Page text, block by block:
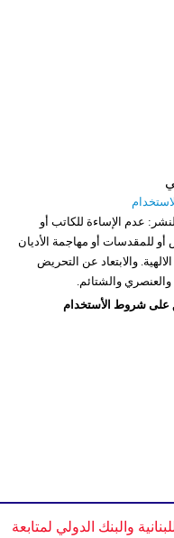
عدم الإساءة للكاتب أو
للمقدسات أو مهاجمة الأديان
والابتعاد عن التحريض
والشتائم.
على شروط الأستخدام
والبنك الدولي لمتابعة